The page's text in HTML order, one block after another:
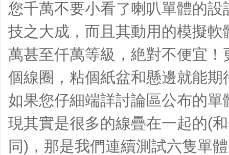
您千萬不要小看了喇叭單體的
技之大成，而且其動用的模擬
萬甚至仟萬等級，絶對不便宜
個線圈，粘個紙盆和懸邊就能期
如果您仔細端詳討論區公布的
現其實是很多的線疊在一起的(
同)，那是我們連續測試六隻單